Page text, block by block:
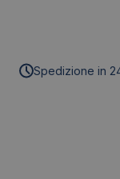
Spedizione in